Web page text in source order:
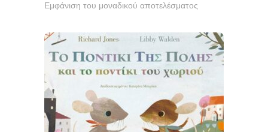
Εμφάνιση του μοναδικού αποτελέσματος